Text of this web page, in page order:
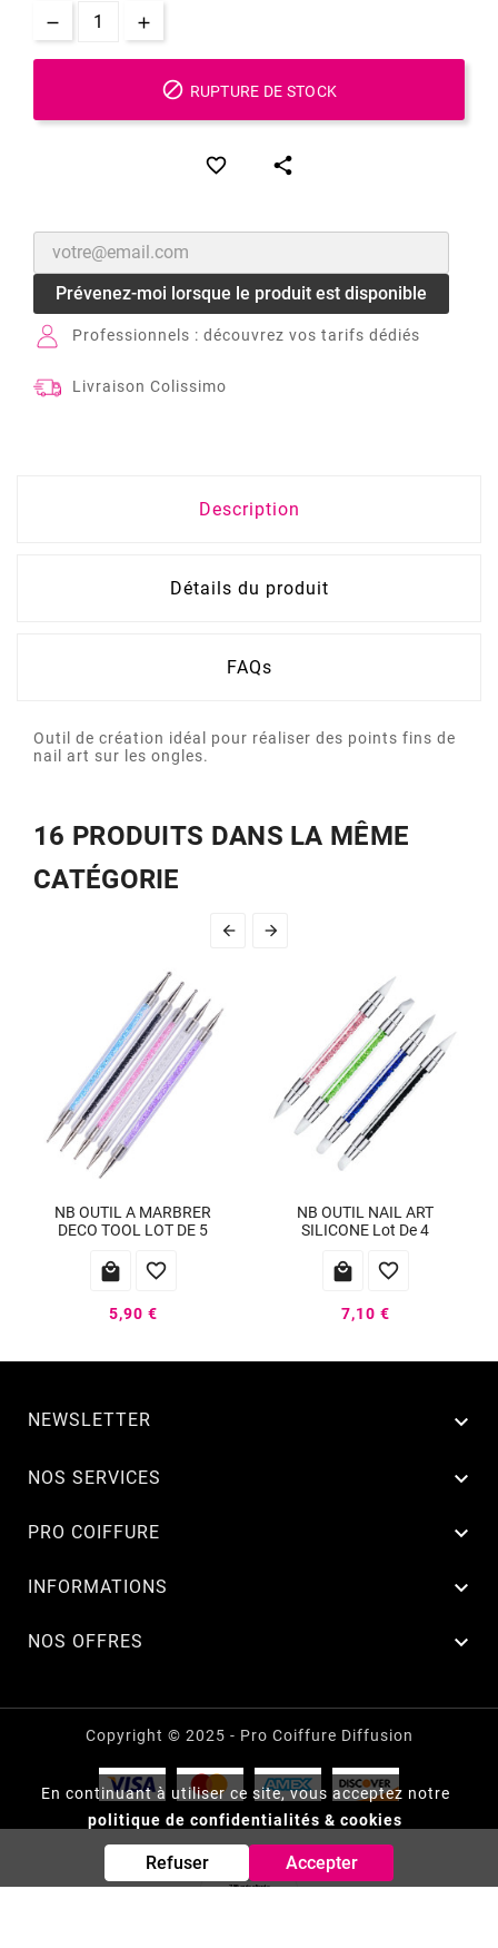
En continuant à utiliser ce site, vous acceptez notre
politique de confidentialités & cookies
Refuser Accepter
 RUPTURE DE STOCK
 
Prévenez-moi lorsque le produit est disponible
Professionnels : découvrez vos tarifs dédiés
Livraison Colissimo
Description
Détails du produit
FAQs
Outil de création idéal pour réaliser des points fins de
nail art sur les ongles.
16 PRODUITS DANS LA MÊME
CATÉGORIE
 
NB OUTIL A MARBRER
DECO TOOL LOT DE 5
 
5,90 €
NB OUTIL NAIL ART
SILICONE Lot De 4
 
7,10 €
NEWSLETTER 
NOS SERVICES 
PRO COIFFURE 
INFORMATIONS 
NOS OFFRES 
Copyright © 2025 - Pro Coiffure Diffusion